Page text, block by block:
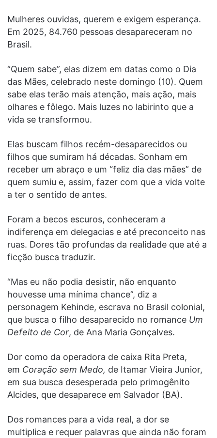
Mulheres ouvidas, querem e exigem esperança.
Em 2025, 84.760 pessoas desapareceram no
Brasil.
“Quem sabe”, elas dizem em datas como o Dia
das Mães, celebrado neste domingo (10). Quem
sabe elas terão mais atenção, mais ação, mais
olhares e fôlego. Mais luzes no labirinto que a
vida se transformou.
Elas buscam filhos recém-desaparecidos ou
filhos que sumiram há décadas. Sonham em
receber um abraço e um “feliz dia das mães” de
quem sumiu e, assim, fazer com que a vida volte
a ter o sentido de antes.
Foram a becos escuros, conheceram a
indiferença em delegacias e até preconceito nas
ruas. Dores tão profundas da realidade que até a
ficção busca traduzir.
“Mas eu não podia desistir, não enquanto
houvesse uma mínima chance”, diz a
personagem Kehinde, escrava no Brasil colonial,
que busca o filho desaparecido no romance Um
Defeito de Cor, de Ana Maria Gonçalves.
Dor como da operadora de caixa Rita Preta,
em Coração sem Medo, de Itamar Vieira Junior,
em sua busca desesperada pelo primogênito
Alcides, que desaparece em Salvador (BA).
Dos romances para a vida real, a dor se
multiplica e requer palavras que ainda não foram